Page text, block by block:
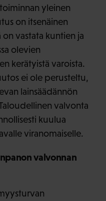
yleinen
on itsenäinen
vastata kuntien ja
olevien
kerätyistä varoista.
ei ole perusteltu,
lainsäädännön
valvonta
kuulua
viranomaiselle.
valvonnan